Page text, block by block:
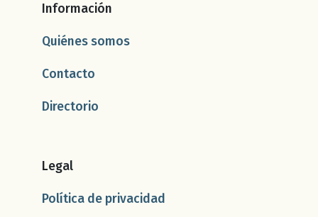
Información
Quiénes somos
Contacto
Directorio
Legal
Política de privacidad